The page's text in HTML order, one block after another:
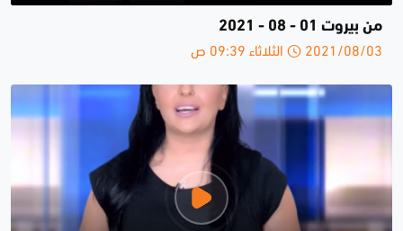
من بيروت 01 - 08 - 2021
2021/08/03 الثلاثاء 09:39 ص